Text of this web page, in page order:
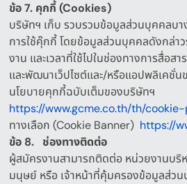
ข้อ7. คุกกี้ (Cookies)
บริษัทฯ เก็บ รวบรวมข้อมูลส่วนบุคคลบ
การใช้คุ๊กกี้ โดยข้อมูลส่วนบุคคลดังกล่า
งาน และเวลาที่ใช้ไปในช่องทางการสื่อส
และพัฒนาเว็ปไซต์และ/หรือแอปพลิเคชั่น
นโยบายคุกกี้ฉบับเต็มของบริษัทฯ
https://www.gcme.co.th/th/
ทางเลือก (Cookie Banner) https://
ข้อ 8.
ช่องทางติดต่อ
ผู้สมัครงานสามารถติดต่อ หน่วยงานบริ
มนุษย์ หรือ เจ้าหน้าที่คุ้มครองข้อมูลส่ว